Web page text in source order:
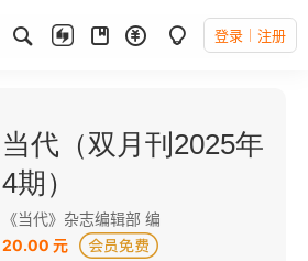
登录 注册
当代（双月刊2025年
4期）
《当代》杂志编辑部 编
20.00 元